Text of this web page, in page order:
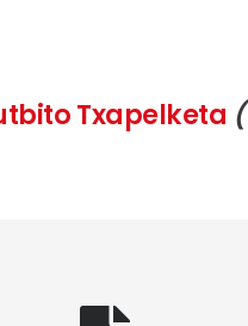
Txapelketa